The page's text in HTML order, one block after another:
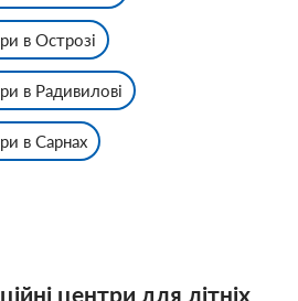
в Острозі
в Радивилові
в Сарнах
центри для літніх